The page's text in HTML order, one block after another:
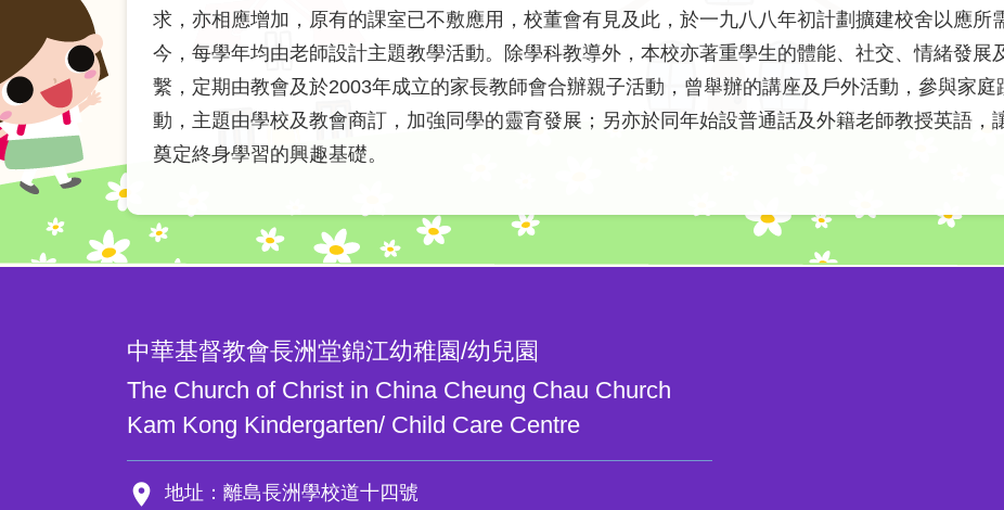
求，亦相應增加，原有的課室已不敷應用，校董會有見及此，於一九八八年初計劃擴建校舍以應所
今，每學年均由老師設計主題教學活動。除學科教導外，本校亦著重學生的體能、社交、情緒發展
繫，定期由教會及於2003年成立的家長教師會合辦親子活動，曾舉辦的講座及戶外活動，參與家
動，主題由學校及教會商訂，加強同學的靈育發展；另亦於同年始設普通話及外籍老師教授英語，
奠定終身學習的興趣基礎。
中華基督教會長洲堂錦江幼稚園/幼兒園
The Church of Christ in China Cheung Chau Church
Kam Kong Kindergarten/ Child Care Centre
room 地址：離島長洲學校道十四號